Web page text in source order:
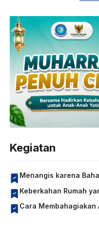
Kegiatan
Menangis karena
Keberkahan Rumah
Cara Membahagiakan